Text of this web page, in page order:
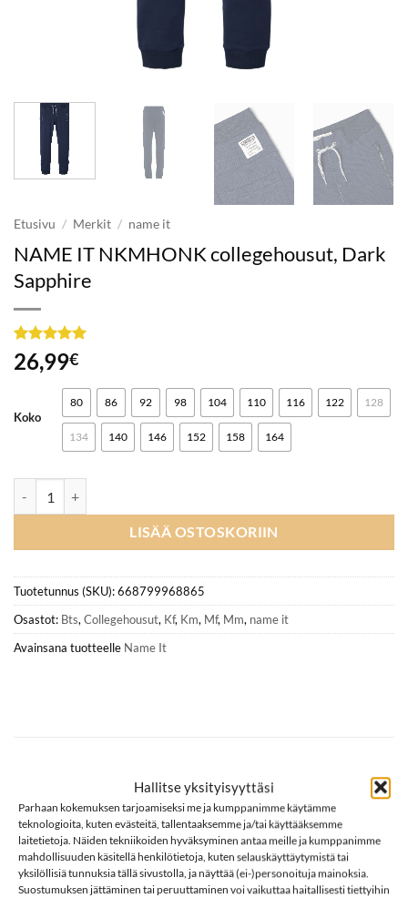
Hallitse yksityisyyttäsi
Parhaan kokemuksen tarjoamiseksi me ja kumppanimme käytämme
teknologioita, kuten evästeitä, tallentaaksemme ja/tai käyttääksemme
laitetietoja. Näiden tekniikoiden hyväksyminen antaa meille ja kumppanimme
mahdollisuuden käsitellä henkilötietoja, kuten selauskäyttäytymistä tai
yksilöllisiä tunnuksia tällä sivustolla, ja näyttää (ei-)personoituja mainoksia.
Suostumuksen jättäminen tai peruuttaminen voi vaikuttaa haitallisesti tiettyihin
Etusivu / Merkit / name it
NAME IT NKMHONK collegehousut, Dark
Sapphire
Arvio5
5:stä
7
arvotukseen.
26,99€
Koko
80 86 92 98 104 110 116 122 128
134 140 146 152 158 164
LISÄÄ OSTOSKORIIN
Tuotetunnus (SKU):668799968865
Osastot: Bts, Collegehousut, Kf, Km, Mf, Mm, name it
Avainsana tuotteelle Name It
LISÄTIEDOT
ARVIOT (7)
name it HONK lasten collegehousut